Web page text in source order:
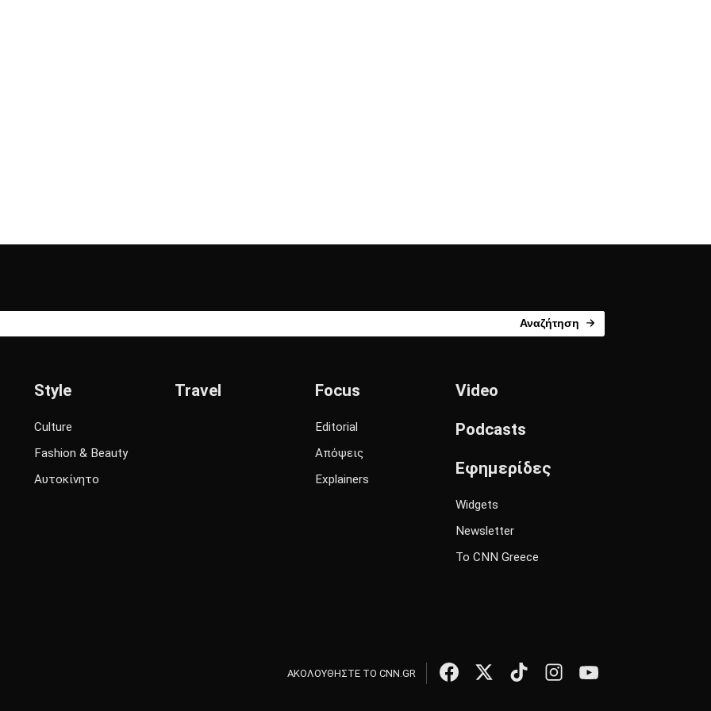
Αναζήτηση
Style
Culture
Fashion & Beauty
Αυτοκίνητο
Travel Focus
Editorial
Απόψεις
Explainers
Video
Podcasts
Εφημερίδες
Widgets
Newsletter
Το CNN Greece
ΑΚΟΛΟΥΘΗΣΤΕ ΤΟ CNN.GR